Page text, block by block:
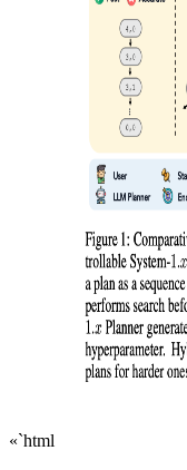
«`html